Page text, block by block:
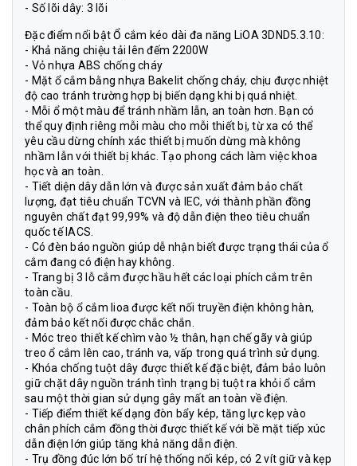
- Số lõi dây: 3 lõi
Đặc điểm nổi bật Ổ cắm kéo dài đa năng LiOA 3DND5.3.10:
- Khả năng chiệu tải lên đếm 2200W
- Vỏ nhựa ABS chống cháy
- Mặt ổ cắm bằng nhựa Bakelit chống cháy, chịu được nhiệt
độ cao tránh trường hợp bị biến dạng khi bị quá nhiệt.
- Mỗi ổ một màu để tránh nhầm lẫn, an toàn hơn. Bạn có
thể quy định riêng mỗi màu cho mỗi thiết bị, từ xa có thể
yêu cầu dừng chính xác thiết bị muốn dừng mà không
nhầm lẫn với thiết bị khác. Tạo phong cách làm việc khoa
học và an toàn.
- Tiết diện dây dẫn lớn và được sản xuất đảm bảo chất
lượng, đạt tiêu chuẩn TCVN và IEC, với thành phần đồng
nguyên chất đạt 99,99% và độ dẫn điện theo tiêu chuẩn
quốc tế IACS.
- Có đèn báo nguồn giúp dễ nhận biết được trạng thái của ổ
cắm đang có điện hay không.
- Trang bị 3 lỗ cắm được hầu hết các loại phích cắm trên
toàn cầu.
- Toàn bộ ổ cắm lioa được kết nối truyền điện không hàn,
đảm bảo kết nối được chắc chắn.
- Móc treo thiết kế chìm vào ½ thân, hạn chế gãy và giúp
treo ổ cắm lên cao, tránh va, vấp trong quá trình sử dụng.
- Khóa chống tuột dây được thiết kế đặc biệt, đảm bảo luôn
giữ chặt dây nguồn tránh tình trạng bị tuột ra khỏi ổ cắm
sau một thời gian sử dụng gây mất an toàn về điện.
- Tiếp điểm thiết kế dạng đòn bẩy kép, tăng lực kẹp vào
chân phích cắm đồng thời được thiết kế với bề mặt tiếp xúc
dẫn điện lớn giúp tăng khả năng dẫn điện.
- Trụ đồng đúc lớn bố trí hệ thống nối kép, có 2 vít giữ và kẹp